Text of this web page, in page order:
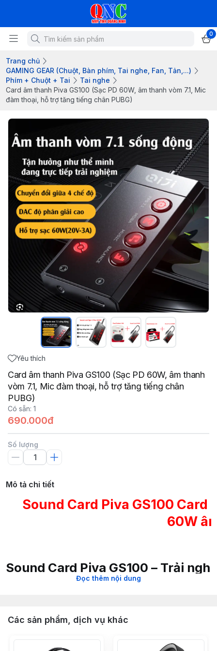
0
Trang chủ
GAMING GEAR (Chuột, Bàn phím, Tai nghe, Fan, Tản,...)
Phím + Chuột + Tai
Tai nghe
Card âm thanh Piva GS100 (Sạc PD 60W, âm thanh vòm 7.1, Mic
đàm thoại, hỗ trợ tăng tiếng chân PUBG)
Yêu thích
Card âm thanh Piva GS100 (Sạc PD 60W, âm thanh
vòm 7.1, Mic đàm thoại, hỗ trợ tăng tiếng chân
PUBG)
Có sẵn: 1
690.000đ
Số lượng
Mô tả chi tiết
Sound Card Piva GS100
60W
Sound Card Piva GS100 – Trải
Với PIVA GS100
Sound Card, bạn sẽ khám phá một thế
giới âm thanh sống động và chân thực, giúp tăng
cường trải nghiệm khi chơi game, xem phim hay nghe
Đọc thêm nội dung
Các sản phẩm, dịch vụ khác